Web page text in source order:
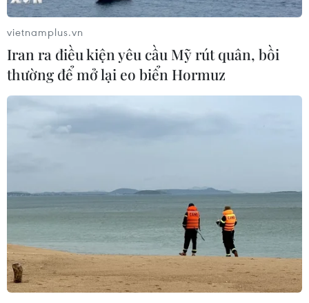
Việt Nam ủng hộ giải pháp toàn diện cho
cuộc xung đột Israel-Palestine
21/07/2020 22:39
Việt Nam tái khẳng định ủng hộ một giải pháp toàn
diện, công bằng và lâu dài cho cuộc xung đột giữa
vietnamplus.vn
Iran ra điều kiện yêu cầu Mỹ rút quân, bồi
thường để mở lại eo biển Hormuz